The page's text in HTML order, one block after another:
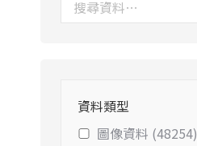
資料類型
圖像資料 (48254)